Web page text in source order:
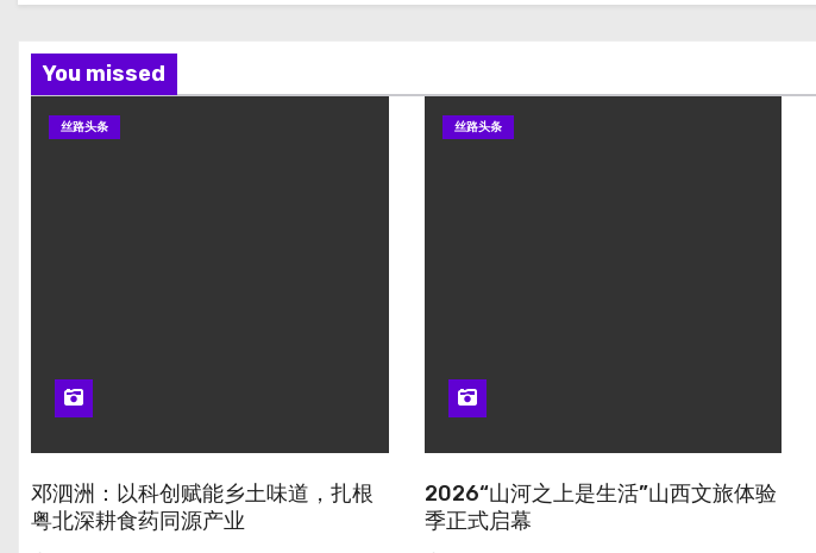
You missed
丝路头条
邓泗洲：以科创赋能乡土味道，扎根
粤北深耕食药同源产业
丝路头条
2026“山河之上是生活”山西文旅体验
季正式启幕